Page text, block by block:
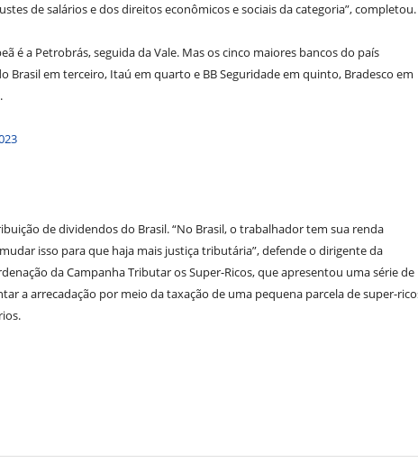
de salários e dos direitos econômicos e sociais da categoria”, completou.
é a Petrobrás, seguida da Vale. Mas os cinco maiores bancos do país
Brasil em terceiro, Itaú em quarto e BB Seguridade em quinto, Bradesco em
de dividendos do Brasil. “No Brasil, o trabalhador tem sua renda
isso para que haja mais justiça tributária”, defende o dirigente da
da Campanha Tributar os Super-Ricos, que apresentou uma série de
a arrecadação por meio da taxação de uma pequena parcela de super-